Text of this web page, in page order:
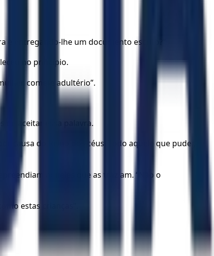
e entregando-lhe um documento escrito?”
no princípio.
comete adultério”.
de aceitar essa palavra.
causa do Reino dos céus. Todo aquele que puder,
aqueles que as traziam. “Não o
estas crianças”.